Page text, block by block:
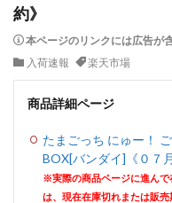
約》
本ページのリンクには広告が
入荷速報
楽天市場
商品詳細ページ
たまごっち にゅー！
BOX[バンダイ]《０７
※実際の商品ページに進んで
は、現在在庫切れまたは販